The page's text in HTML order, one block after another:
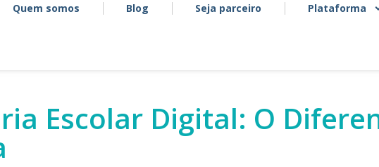
Quem somos Blog Seja parceiro Plataforma
Escolar Digital: O